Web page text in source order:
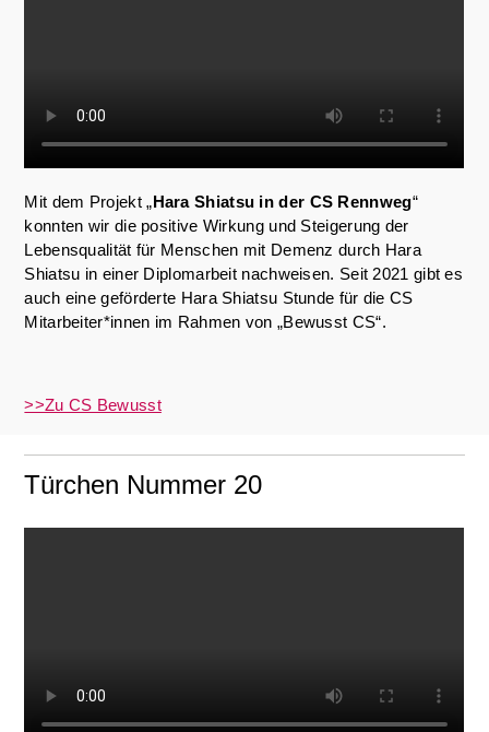
Mit dem Projekt „Hara Shiatsu in der CS Rennweg“
konnten wir die positive Wirkung und Steigerung der
Lebensqualität für Menschen mit Demenz durch Hara
Shiatsu in einer Diplomarbeit nachweisen. Seit 2021 gibt es
auch eine geförderte Hara Shiatsu Stunde für die CS
Mitarbeiter*innen im Rahmen von „Bewusst CS“.
>>Zu CS Bewusst
Türchen Nummer 20